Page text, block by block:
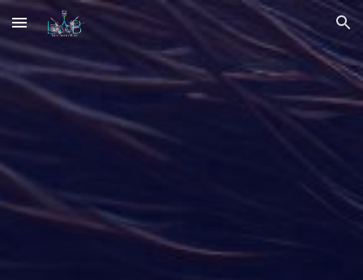
Skip to main content Skip to navigation